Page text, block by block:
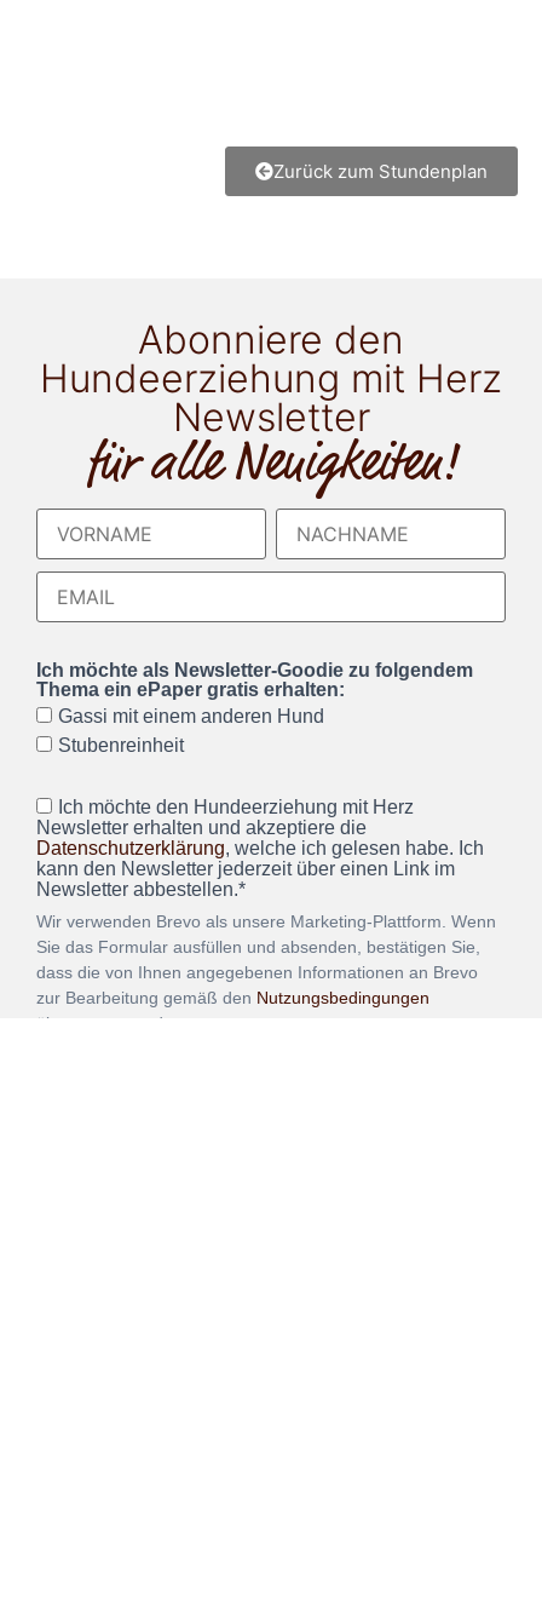
Zurück zum Stundenplan
Abonniere den
Hundeerziehung mit Herz
Newsletter
für alle Neuigkeiten!
Ich möchte als Newsletter-Goodie zu folgendem
Thema ein ePaper gratis erhalten:
Gassi mit einem anderen Hund
Stubenreinheit
Ich möchte den Hundeerziehung mit Herz
Newsletter erhalten und akzeptiere die
Datenschutzerklärung, welche ich gelesen habe. Ich
kann den Newsletter jederzeit über einen Link im
Newsletter abbestellen.*
Wir verwenden Brevo als unsere Marketing-Plattform. Wenn
Sie das Formular ausfüllen und absenden, bestätigen Sie,
dass die von Ihnen angegebenen Informationen an Brevo
zur Bearbeitung gemäß den Nutzungsbedingungen
übertragen werden.